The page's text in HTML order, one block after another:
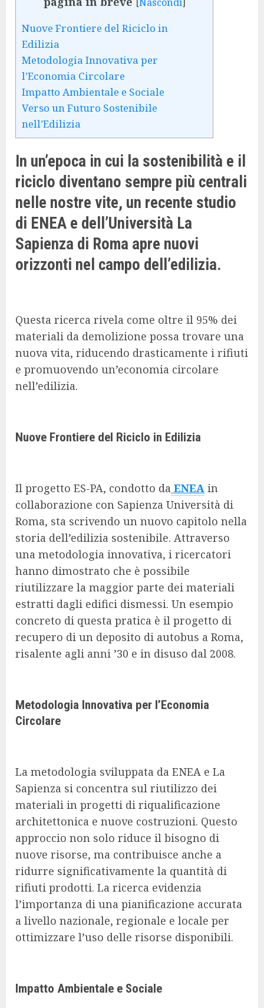
Nuove Frontiere del Riciclo in
Edilizia
Metodologia Innovativa per
l’Economia Circolare
Impatto Ambientale e Sociale
Verso un Futuro Sostenibile
nell’Edilizia
In un’epoca in cui la sostenibilità e il
riciclo diventano sempre più centrali
nelle nostre vite, un recente studio
di ENEA e dell’Università La
Sapienza di Roma apre nuovi
orizzonti nel campo dell’edilizia.
Questa ricerca rivela come oltre il 95% dei
materiali da demolizione possa trovare una
nuova vita, riducendo drasticamente i rifiuti
e promuovendo un’economia circolare
nell’edilizia.
Nuove Frontiere del Riciclo in Edilizia
Il progetto ES-PA, condotto da ENEA in
collaborazione con Sapienza Università di
Roma, sta scrivendo un nuovo capitolo nella
storia dell’edilizia sostenibile. Attraverso
una metodologia innovativa, i ricercatori
hanno dimostrato che è possibile
riutilizzare la maggior parte dei materiali
estratti dagli edifici dismessi. Un esempio
concreto di questa pratica è il progetto di
recupero di un deposito di autobus a Roma,
risalente agli anni ’30 e in disuso dal 2008.
Metodologia Innovativa per l’Economia
Circolare
La metodologia sviluppata da ENEA e La
Sapienza si concentra sul riutilizzo dei
materiali in progetti di riqualificazione
architettonica e nuove costruzioni. Questo
approccio non solo riduce il bisogno di
nuove risorse, ma contribuisce anche a
ridurre significativamente la quantità di
rifiuti prodotti. La ricerca evidenzia
l’importanza di una pianificazione accurata
a livello nazionale, regionale e locale per
ottimizzare l’uso delle risorse disponibili.
Impatto Ambientale e Sociale